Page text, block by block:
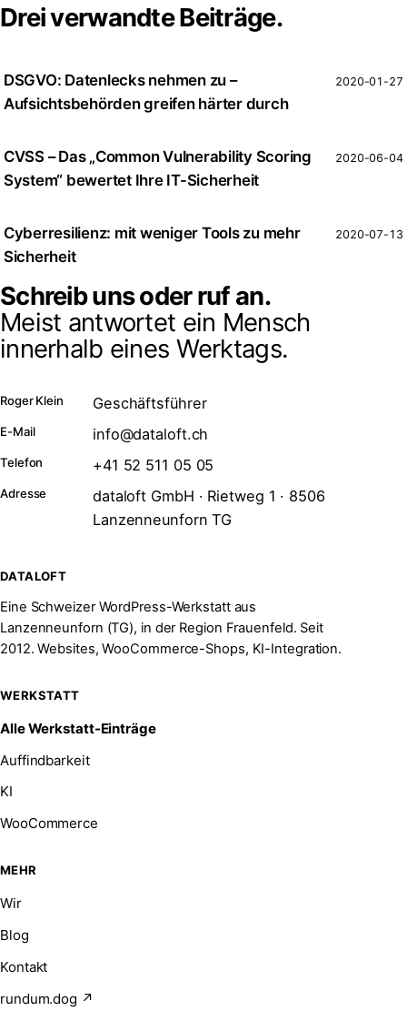
Drei verwandte Beiträge.
DSGVO: Datenlecks nehmen zu –
Aufsichtsbehörden greifen härter durch
2020-01-27
CVSS – Das „Common Vulnerability Scoring
System“ bewertet Ihre IT-Sicherheit
2020-06-04
Cyberresilienz: mit weniger Tools zu mehr
Sicherheit
2020-07-13
Schreib uns oder ruf an.
Meist antwortet ein Mensch
innerhalb eines Werktags.
Roger Klein Geschäftsführer
E-Mail info@dataloft.ch
Telefon +41 52 511 05 05
Adresse
dataloft GmbH · Rietweg 1 · 8506
Lanzenneunforn TG
DATALOFT
Eine Schweizer WordPress-Werkstatt aus
Lanzenneunforn (TG), in der Region Frauenfeld. Seit
2012. Websites, WooCommerce-Shops, KI-Integration.
WERKSTATT
Alle Werkstatt-Einträge
Auffindbarkeit
KI
WooCommerce
MEHR
Wir
Blog
Kontakt
rundum.dog ↗